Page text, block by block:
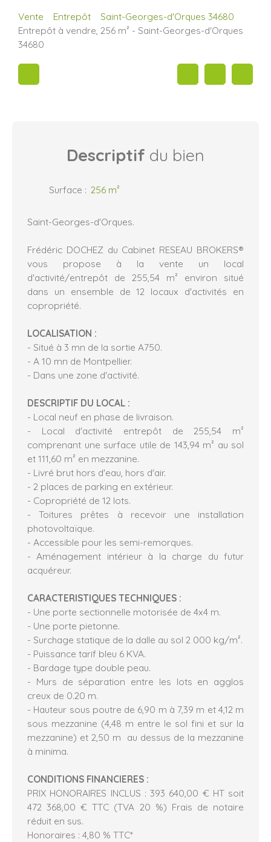
Vente Entrepôt
Saint-Georges-d'Orques 34680
Entrepôt à vendre, 256 m² - Saint-Georges-d'Orques
34680
Descriptif du bien
Surface : 256 m²
Saint-Georges-d'Orques.
Frédéric DOCHEZ du Cabinet RESEAU BROKERS®
vous propose à la vente un local
d'activité/entrepôt de 255,54 m² environ situé
dans un ensemble de 12 locaux d'activités en
copropriété.
LOCALISATION :
- Situé à 3 mn de la sortie A750.
- A 10 mn de Montpellier.
- Dans une zone d'activité.
DESCRIPTIF DU LOCAL :
- Local neuf en phase de livraison.
- Local d'activité entrepôt de 255,54 m²
comprenant une surface utile de 143,94 m² au sol
et 111,60 m² en mezzanine.
- Livré brut hors d'eau, hors d'air.
- 2 places de parking en extérieur.
- Copropriété de 12 lots.
- Toitures prêtes à recevoir une installation
photovoltaïque.
- Accessible pour les semi-remorques.
- Aménagement intérieur à la charge du futur
acquéreur.
CARACTERISTIQUES TECHNIQUES :
- Une porte sectionnelle motorisée de 4x4 m.
- Une porte pietonne.
- Surchage statique de la dalle au sol 2 000 kg/m².
- Puissance tarif bleu 6 KVA.
- Bardage type double peau.
- Murs de séparation entre les lots en agglos
creux de 0.20 m.
- Hauteur sous poutre de 6,90 m à 7,39 m et 4,12 m
sous mezzanine (4,48 m entre le sol fini et sur la
mezzanine) et 2,50 m au dessus de la mezzanine
à minima.
CONDITIONS FINANCIERES :
PRIX HONORAIRES INCLUS : 393 640,00 € HT soit
472 368,00 € TTC (TVA 20 %) Frais de notaire
réduit en sus.
Honoraires : 4,80 % TTC*